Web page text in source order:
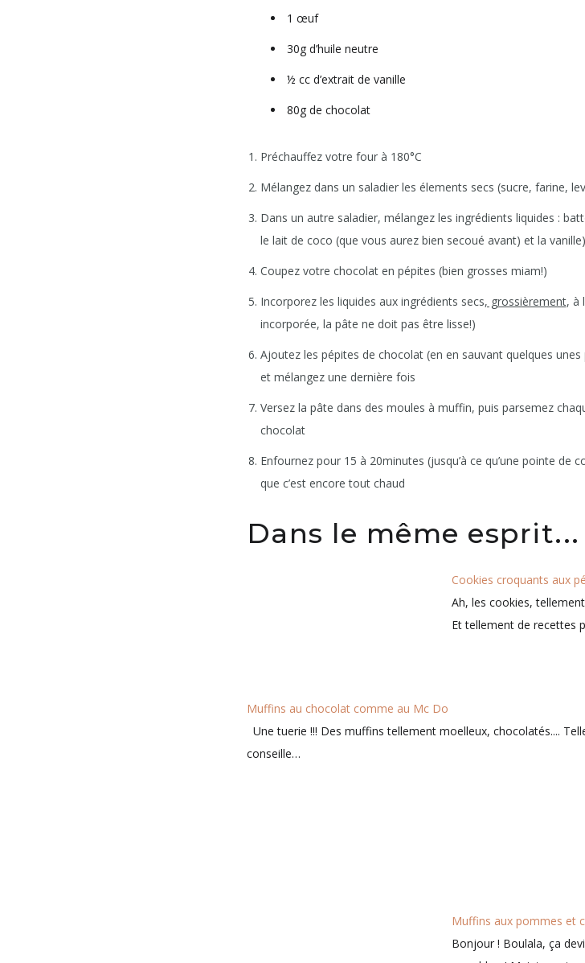
1 œuf
30g d’huile neutre
½ cc d’extrait de vanille
80g de chocolat
Préchauffez votre four à 180°C
Mélangez dans un saladier les élements secs (sucre, farine,
Dans un autre saladier, mélangez les ingrédients liquides :
le lait de coco (que vous aurez bien secoué avant) et la vanille)
Coupez votre chocolat en pépites (bien grosses miam!)
Incorporez les liquides aux ingrédients secs, grossièrement, à
incorporée, la pâte ne doit pas être lisse!)
Ajoutez les pépites de chocolat (en en sauvant quelques
et mélangez une dernière fois
Versez la pâte dans des moules à muffin, puis parsemez
chocolat
Enfournez pour 15 à 20minutes (jusqu’à ce qu’une pointe de
que c’est encore tout chaud
Dans le même esprit...
Cookies croquants aux
Ah, les cookies,
Et tellement de recettes
Muffins au chocolat comme au Mc Do
Une tuerie !!! Des muffins tellement moelleux, chocolatés....
conseille…
Muffins aux pommes et
Bonjour ! Boulala, ça